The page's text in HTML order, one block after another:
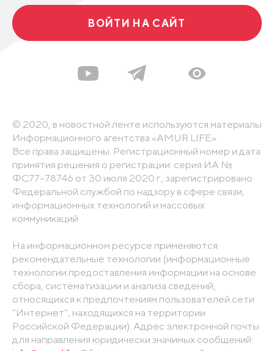
ВОЙТИ НА САЙТ
© 2020, в новостной ленте используются материалы
Информационного агентства «AMUR.LIFE».
Все права защищены. Регистрационный номер и дата
принятия решения о регистрации: серия ИА №
ФС77-78746 от 30 июля 2020 г., зарегистрировано
Федеральной службой по надзору в сфере связи,
информационных технологий и массовых
коммуникаций
На информационном ресурсе применяются
рекомендательные технологии (информационные
технологии предоставления информации на основе
сбора, систематизации и анализа сведений,
относящихся к предпочтениям пользователей сети
"Интернет", находящихся на территории
Российской Федерации). Адрес электронной почты
для направления юридически значимых сообщений: